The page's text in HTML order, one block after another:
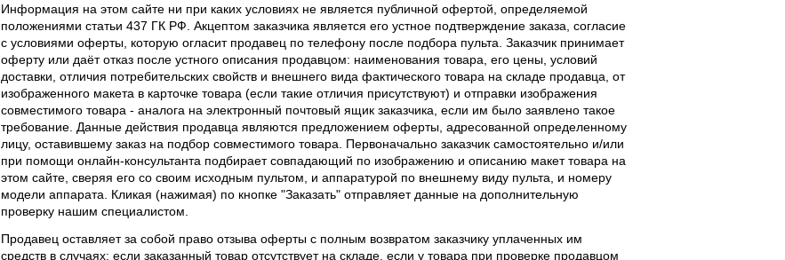
Информация на этом сайте ни при каких условиях не является публичной офертой, определяемой
положениями статьи 437 ГК РФ. Акцептом заказчика является его устное подтверждение заказа, согласие
с условиями оферты, которую огласит продавец по телефону после подбора пульта. Заказчик принимает
оферту или даёт отказ после устного описания продавцом: наименования товара, его цены, условий
доставки, отличия потребительских свойств и внешнего вида фактического товара на складе продавца, от
изображенного макета в карточке товара (если такие отличия присутствуют) и отправки изображения
совместимого товара - аналога на электронный почтовый ящик заказчика, если им было заявлено такое
требование. Данные действия продавца являются предложением оферты, адресованной определенному
лицу, оставившему заказ на подбор совместимого товара. Первоначально заказчик самостоятельно и/или
при помощи онлайн-консультанта подбирает совпадающий по изображению и описанию макет товара на
этом сайте, сверяя его со своим исходным пультом, и аппаратурой по внешнему виду пульта, и номеру
модели аппарата. Кликая (нажимая) по кнопке "Заказать" отправляет данные на дополнительную
проверку нашим специалистом.
Продавец оставляет за собой право отзыва оферты с полным возвратом заказчику уплаченных им
средств в случаях: если заказанный товар отсутствует на складе, если у товара при проверке продавцом